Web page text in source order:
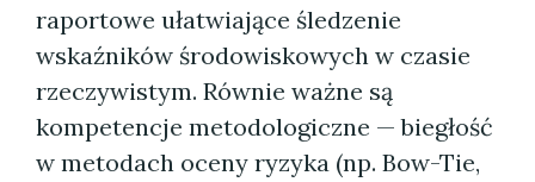
raportowe ułatwiające śledzenie
wskaźników środowiskowych w czasie
rzeczywistym. Równie ważne są
kompetencje metodologiczne — biegłość
w metodach oceny ryzyka (np. Bow-Tie,